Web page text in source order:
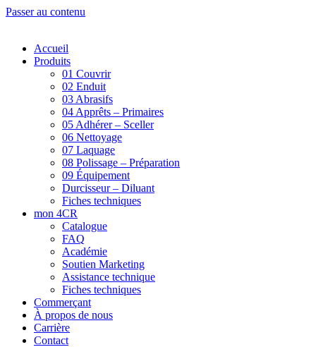
Passer au contenu
Accueil
Produits
01 Couvrir
02 Enduit
03 Abrasifs
04 Apprêts – Primaires
05 Adhérer – Sceller
06 Nettoyage
07 Laquage
08 Polissage – Préparation
09 Équipement
Durcisseur – Diluant
Fiches techniques
mon 4CR
Catalogue
FAQ
Académie
Soutien Marketing
Assistance technique
Fiches techniques
Commerçant
À propos de nous
Carrière
Contact